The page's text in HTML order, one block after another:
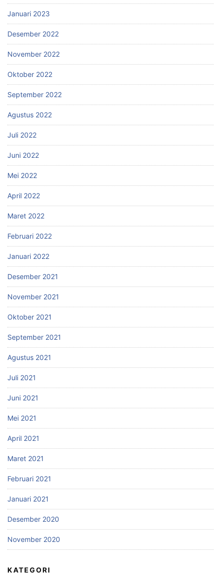
Januari 2023
Desember 2022
November 2022
Oktober 2022
September 2022
Agustus 2022
Juli 2022
Juni 2022
Mei 2022
April 2022
Maret 2022
Februari 2022
Januari 2022
Desember 2021
November 2021
Oktober 2021
September 2021
Agustus 2021
Juli 2021
Juni 2021
Mei 2021
April 2021
Maret 2021
Februari 2021
Januari 2021
Desember 2020
November 2020
KATEGORI